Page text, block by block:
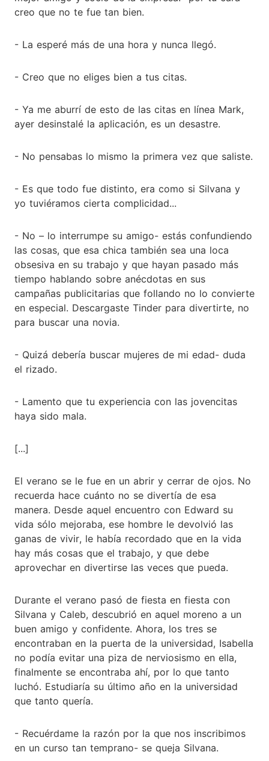
creo que no te fue tan bien.
- La esperé más de una hora y nunca llegó.
- Creo que no eliges bien a tus citas.
- Ya me aburrí de esto de las citas en línea Mark,
ayer desinstalé la aplicación, es un desastre.
- No pensabas lo mismo la primera vez que saliste.
- Es que todo fue distinto, era como si Silvana y
yo tuviéramos cierta complicidad...
- No – lo interrumpe su amigo- estás confundiendo
las cosas, que esa chica también sea una loca
obsesiva en su trabajo y que hayan pasado más
tiempo hablando sobre anécdotas en sus
campañas publicitarias que follando no lo convierte
en especial. Descargaste Tinder para divertirte, no
para buscar una novia.
- Quizá debería buscar mujeres de mi edad- duda
el rizado.
- Lamento que tu experiencia con las jovencitas
haya sido mala.
[...]
El verano se le fue en un abrir y cerrar de ojos. No
recuerda hace cuánto no se divertía de esa
manera. Desde aquel encuentro con Edward su
vida sólo mejoraba, ese hombre le devolvió las
ganas de vivir, le había recordado que en la vida
hay más cosas que el trabajo, y que debe
aprovechar en divertirse las veces que pueda.
Durante el verano pasó de fiesta en fiesta con
Silvana y Caleb, descubrió en aquel moreno a un
buen amigo y confidente. Ahora, los tres se
encontraban en la puerta de la universidad, Isabella
no podía evitar una piza de nerviosismo en ella,
finalmente se encontraba ahí, por lo que tanto
luchó. Estudiaría su último año en la universidad
que tanto quería.
- Recuérdame la razón por la que nos inscribimos
en un curso tan temprano- se queja Silvana.